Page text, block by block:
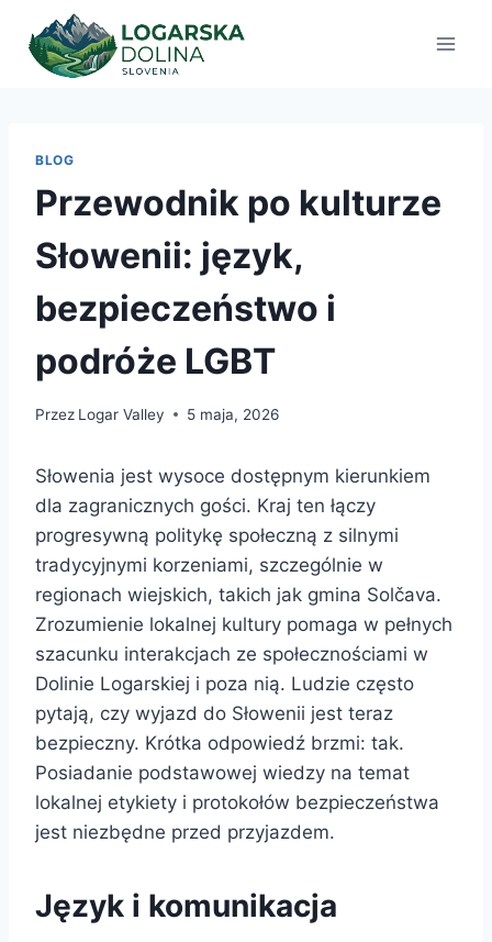
Przejdź
treści
BLOG
Przewodnik po kulturze
Słowenii: język,
bezpieczeństwo i
podróże LGBT
Przez Logar Valley 5 maja, 2026
Słowenia jest wysoce dostępnym kierunkiem
dla zagranicznych gości. Kraj ten łączy
progresywną politykę społeczną z silnymi
tradycyjnymi korzeniami, szczególnie w
regionach wiejskich, takich jak gmina Solčava.
Zrozumienie lokalnej kultury pomaga w pełnych
szacunku interakcjach ze społecznościami w
Dolinie Logarskiej i poza nią. Ludzie często
pytają, czy wyjazd do Słowenii jest teraz
bezpieczny. Krótka odpowiedź brzmi: tak.
Posiadanie podstawowej wiedzy na temat
lokalnej etykiety i protokołów bezpieczeństwa
jest niezbędne przed przyjazdem.
Język i komunikacja